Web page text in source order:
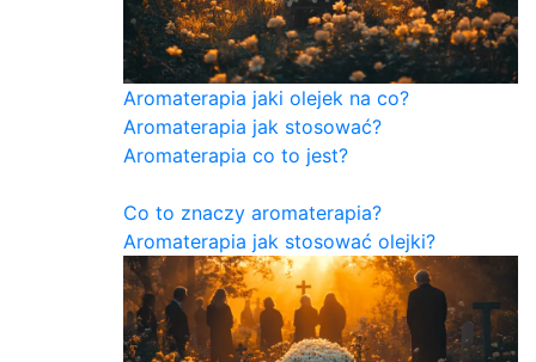
Aromaterapia jaki olejek na co?
Aromaterapia jak stosować?
Aromaterapia co to jest?
Co to znaczy aromaterapia?
Aromaterapia jak stosować olejki?